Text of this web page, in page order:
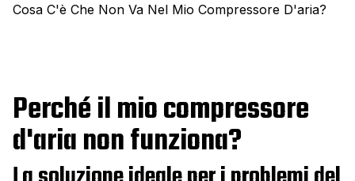
Cosa C'è Che Non Va Nel Mio Compressore D'aria?
Perché il mio compressore
d'aria non funziona?